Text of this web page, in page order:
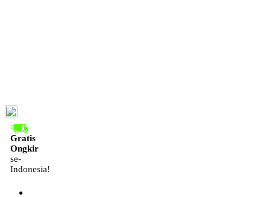
Gratis
Ongkir
se-
Indonesia!